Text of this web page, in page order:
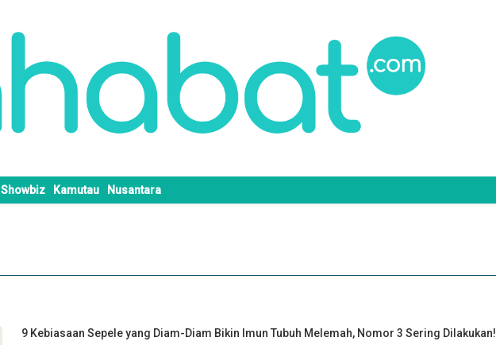
Showbiz Kamutau Nusantara
9 Kebiasaan Sepele yang Diam-Diam Bikin Imun Tubuh Melemah, Nomor 3 Sering Dilakukan!